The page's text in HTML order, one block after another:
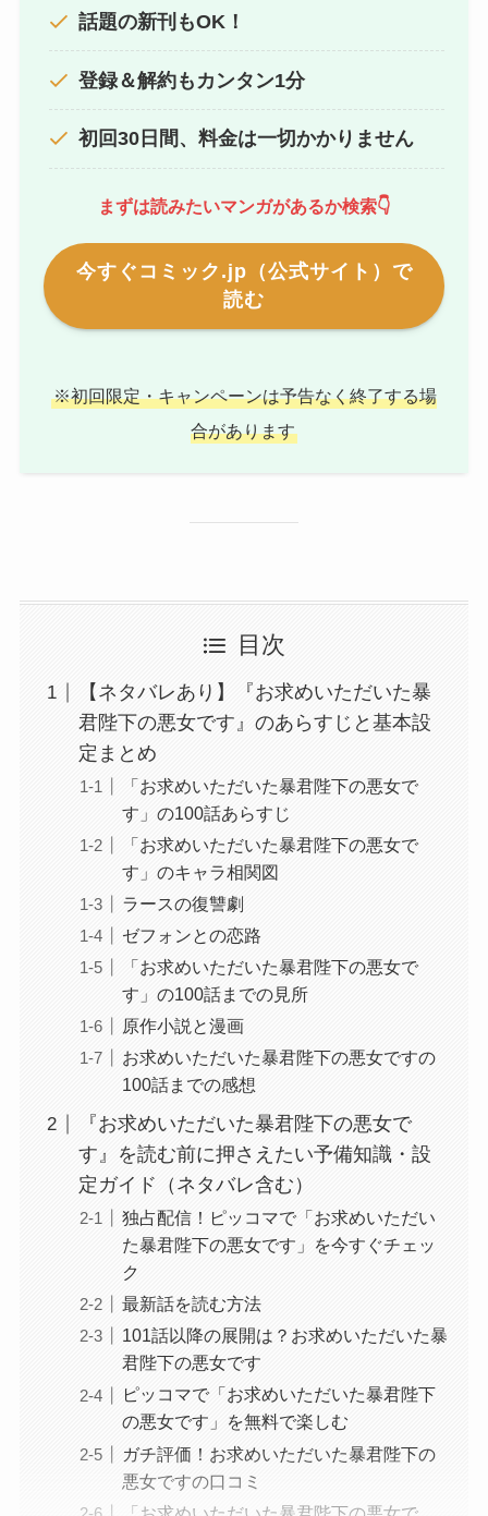
話題の新刊もOK！
登録＆解約もカンタン1分
初回30日間、料金は一切かかりません
まずは読みたいマンガがあるか検索👇
今すぐコミック.jp（公式サイト）で
読む
※初回限定・キャンペーンは予告なく終了する場
合があります
目次
【ネタバレあり】『お求めいただいた暴
君陛下の悪女です』のあらすじと基本設
定まとめ
「お求めいただいた暴君陛下の悪女で
す」の100話あらすじ
「お求めいただいた暴君陛下の悪女で
す」のキャラ相関図
ラースの復讐劇
ゼフォンとの恋路
「お求めいただいた暴君陛下の悪女で
す」の100話までの見所
原作小説と漫画
お求めいただいた暴君陛下の悪女ですの
100話までの感想
『お求めいただいた暴君陛下の悪女で
す』を読む前に押さえたい予備知識・設
定ガイド（ネタバレ含む）
独占配信！ピッコマで「お求めいただい
た暴君陛下の悪女です」を今すぐチェッ
ク
最新話を読む方法
101話以降の展開は？お求めいただいた暴
君陛下の悪女です
ピッコマで「お求めいただいた暴君陛下
の悪女です」を無料で楽しむ
ガチ評価！お求めいただいた暴君陛下の
悪女ですの口コミ